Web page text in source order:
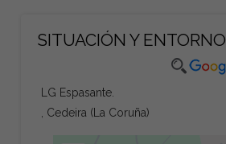
SITUACIÓN Y ENTORNO
LG Espasante.
, Cedeira (La Coruña)